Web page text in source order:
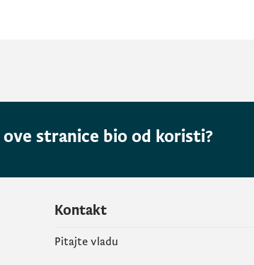
ove stranice bio od koristi?
Kontakt
Pitajte vladu